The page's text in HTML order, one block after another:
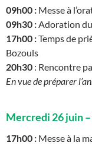
09h00 : Messe à
09h30 :Adoration
17h00 :Temps de
Bozouls
20h30 : Rencontre
En vue de préparer
Mercredi 26 juin –
17h00 : Messe à la